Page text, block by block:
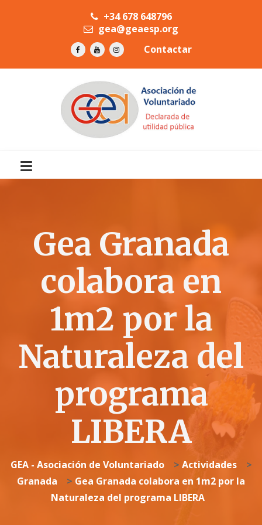
+34 678 648796
gea@geaesp.org
Contactar
Gea Granada
colabora en
1m2 por la
Naturaleza del
programa
LIBERA
GEA - Asociación de Voluntariado > Actividades
>
Granada
> Gea Granada colabora en 1m2 por la
Naturaleza del programa LIBERA